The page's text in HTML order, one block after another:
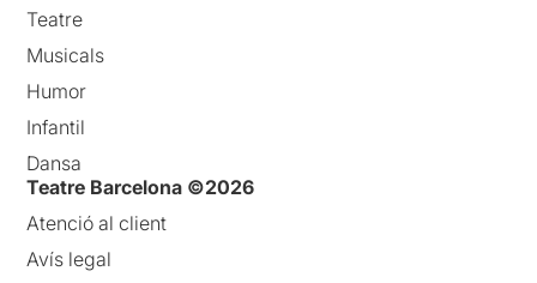
Teatre
Musicals
Humor
Infantil
Dansa
Teatre Barcelona ©2026
Atenció al client
Avís legal